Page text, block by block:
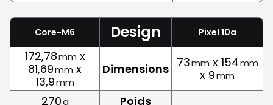
Core-M6 Design Pixel 10a
172,78mm x
81,69mm x
13,9mm
Dimensions 73mm x 154mm
x 9mm
270g
Poids